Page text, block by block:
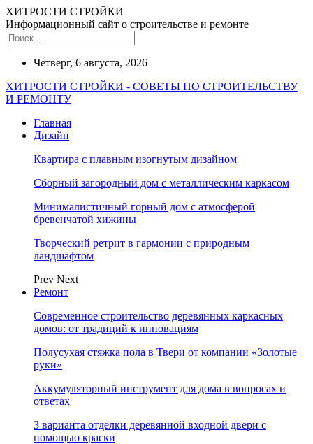
ХИТРОСТИ СТРОЙКИ
Информационный сайт о строительстве и ремонте
Четверг, 6 августа, 2026
ХИТРОСТИ СТРОЙКИ - СОВЕТЫ ПО СТРОИТЕЛЬСТВУ
И РЕМОНТУ
Главная
Дизайн
Квартира с плавным изогнутым дизайном
Сборный загородный дом с металлическим каркасом
Минималистичный горный дом с атмосферой
бревенчатой хижины
Творческий ретрит в гармонии с природным
ландшафтом
Prev Next
Ремонт
Современное строительство деревянных каркасных
домов: от традиций к инновациям
Полусухая стяжка пола в Твери от компании «Золотые
руки»
Аккумуляторный инструмент для дома в вопросах и
ответах
3 варианта отделки деревянной входной двери с
помощью краски